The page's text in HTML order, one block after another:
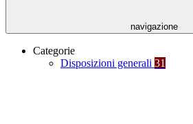
navigazione
Categorie
Disposizioni generali 31